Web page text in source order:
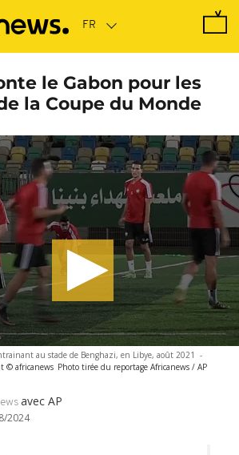
le Gabon pour les
la Coupe du Monde
au stade de Benghazi, en Libye, août 2021 -
© africanews Photo tirée du reportage Africanews / AP
avec AP
2024